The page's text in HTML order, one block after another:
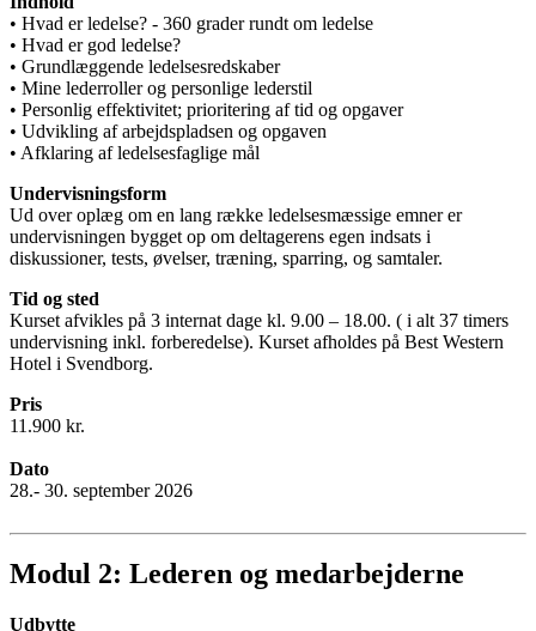
• Hvad er ledelse? - 360 grader rundt om ledelse
• Hvad er god ledelse?
• Grundlæggende ledelsesredskaber
• Mine lederroller og personlige lederstil
• Personlig effektivitet; prioritering af tid og opgaver
• Udvikling af arbejdspladsen og opgaven
• Afklaring af ledelsesfaglige mål
Undervisningsform
Ud over oplæg om en lang række ledelsesmæssige emner er
undervisningen bygget op om deltagerens egen indsats i
diskussioner, tests, øvelser, træning, sparring, og samtaler.
Tid og sted
Kurset afvikles på 3 internat dage kl. 9.00 – 18.00. ( i alt 37 timers
undervisning inkl. forberedelse). Kurset afholdes på Best Western
Hotel i Svendborg.
Pris
11.900 kr.
Dato
28.- 30. september 2026
Modul 2: Lederen og medarbejderne
Udbytte